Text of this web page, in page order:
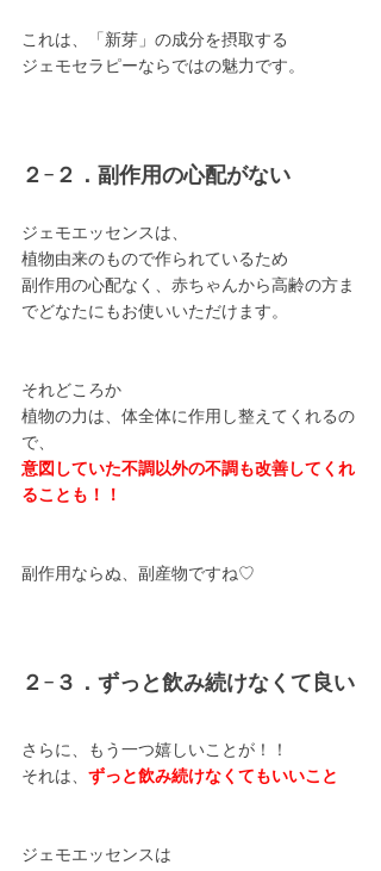
これは、「新芽」の成分を摂取する
ジェモセラピーならではの魅力です。
２−２．副作用の心配がない
ジェモエッセンスは、
植物由来のもので作られているため
副作用の心配なく、赤ちゃんから高齢の方ま
でどなたにもお使いいただけます。
それどころか
植物の力は、体全体に作用し整えてくれるの
で、
意図していた不調以外の不調も改善してくれ
ることも！！
副作用ならぬ、副産物ですね♡
２−３．ずっと飲み続けなくて良い
さらに、もう一つ嬉しいことが！！
それは、 ずっと飲み続けなくてもいいこと
ジェモエッセンスは